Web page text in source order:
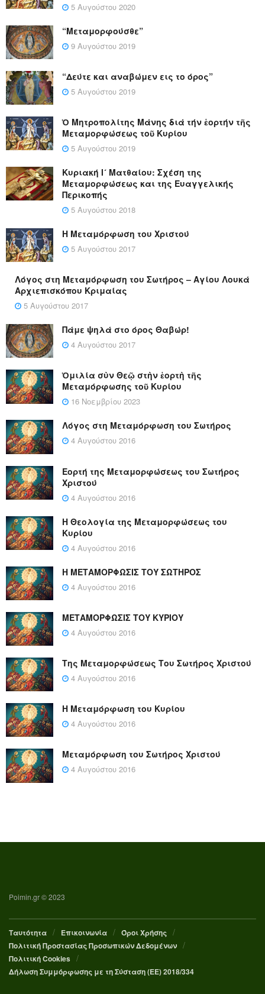
5 Αυγούστου 2020
“Μεταμορφούσθε”
9 Αυγούστου 2019
“Δεύτε και αναβώμεν εις το όρος”
5 Αυγούστου 2019
Ὁ Μητροπολίτης Μάνης διά τήν ἑορτήν τῆς
Μεταμορφώσεως τοῦ Κυρίου
5 Αυγούστου 2019
Κυριακή Ι´ Ματθαίου: Σχέση της
Μεταμορφώσεως και της Ευαγγελικής
Περικοπής
5 Αυγούστου 2018
Η Μεταμόρφωση του Χριστού
5 Αυγούστου 2017
Λόγος στη Μεταμόρφωση του Σωτήρος – Αγίου Λουκά
Αρχιεπισκόπου Κριμαίας
5 Αυγούστου 2017
Πάμε ψηλά στο όρος Θαβώρ!
4 Αυγούστου 2017
Ὁμιλία σὺν Θεῷ στὴν ἑορτὴ τῆς
Μεταμόρφωσης τοῦ Κυρίου
16 Νοεμβρίου 2023
Λόγος στη Μεταμόρφωση του Σωτήρος
4 Αυγούστου 2016
Εορτή της Μεταμορφώσεως του Σωτήρος
Χριστού
4 Αυγούστου 2016
Η Θεολογία της Μεταμορφώσεως του
Κυρίου
4 Αυγούστου 2016
Η ΜΕΤΑΜΟΡΦΩΣΙΣ ΤΟΥ ΣΩΤΗΡΟΣ
4 Αυγούστου 2016
ΜΕΤΑΜΟΡΦΩΣΙΣ ΤΟΥ ΚΥΡΙΟΥ
4 Αυγούστου 2016
Της Μεταμορφώσεως Του Σωτήρος Χριστού
4 Αυγούστου 2016
Η Μεταμόρφωση του Κυρίου
4 Αυγούστου 2016
Μεταμόρφωση του Σωτήρος Χριστού
4 Αυγούστου 2016
Poimin.gr © 2023
Ταυτότητα Επικοινωνία
Όροι Χρήσης
Πολιτική Προστασίας Προσωπικών Δεδομένων
Πολιτική Cookies
Δήλωση Συμμόρφωσης με τη Σύσταση (ΕΕ) 2018/334